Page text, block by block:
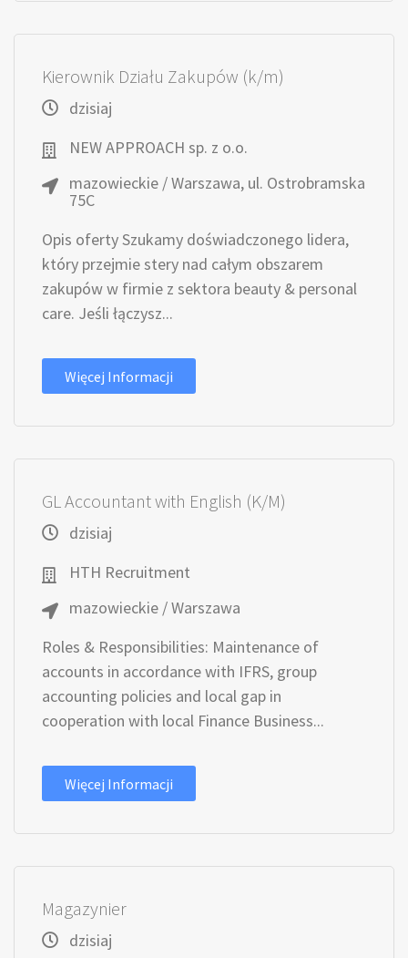
Kierownik Działu Zakupów (k/m)
dzisiaj
NEW APPROACH sp. z o.o.
mazowieckie / Warszawa, ul. Ostrobramska
75C
Opis oferty Szukamy doświadczonego lidera,
który przejmie stery nad całym obszarem
zakupów w firmie z sektora beauty & personal
care. Jeśli łączysz...
Więcej Informacji
GL Accountant with English (K/M)
dzisiaj
HTH Recruitment
mazowieckie / Warszawa
Roles & Responsibilities: Maintenance of
accounts in accordance with IFRS, group
accounting policies and local gap in
cooperation with local Finance Business...
Więcej Informacji
Magazynier
dzisiaj